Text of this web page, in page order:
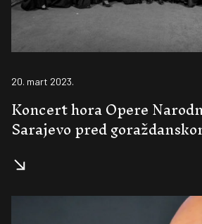
20. mart 2023.
Koncert hora Opere
Sarajevo pred